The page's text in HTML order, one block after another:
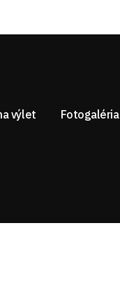
výlet Fotogaléria